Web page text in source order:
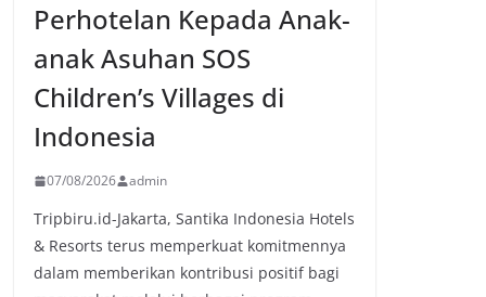
Perhotelan Kepada Anak-
anak Asuhan SOS
Children’s Villages di
Indonesia
07/08/2026 admin
Tripbiru.id-Jakarta, Santika Indonesia Hotels
& Resorts terus memperkuat komitmennya
dalam memberikan kontribusi positif bagi